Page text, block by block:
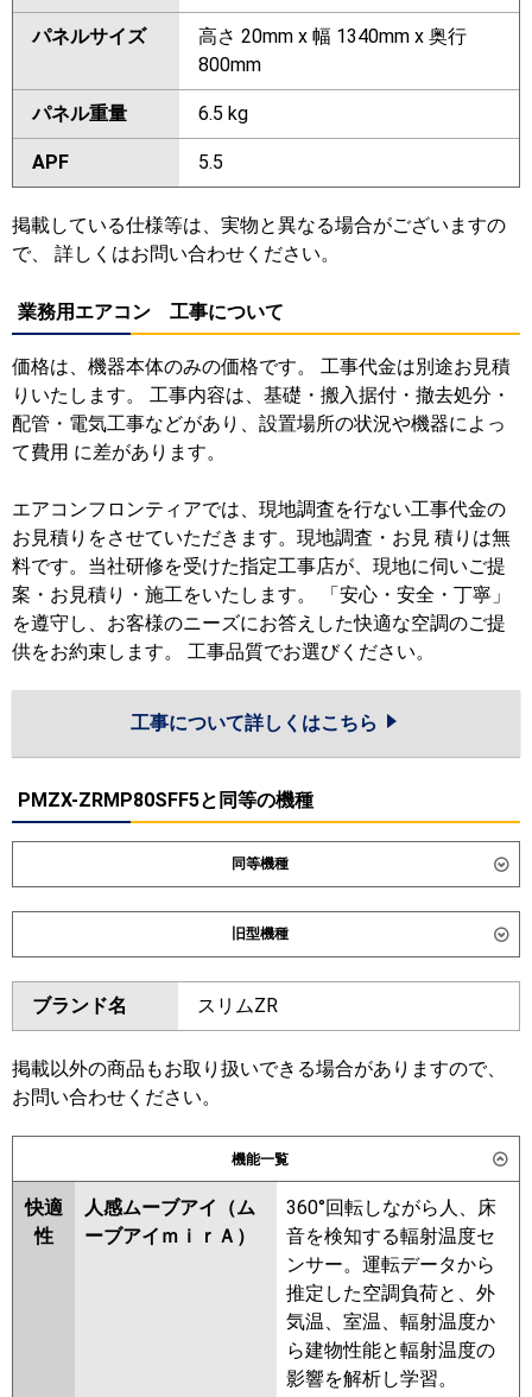
パネルサイズ
高さ 20mm x 幅 1340mm x 奥行
800mm
パネル重量 6.5 kg
APF 5.5
掲載している仕様等は、実物と異なる場合がございますの
で、 詳しくはお問い合わせください。
業務用エアコン 工事について
価格は、機器本体のみの価格です。 工事代金は別途お見積
りいたします。 工事内容は、基礎・搬入据付・撤去処分・
配管・電気工事などがあり、設置場所の状況や機器によっ
て費用 に差があります。
エアコンフロンティアでは、現地調査を行ない工事代金の
お見積りをさせていただきます。現地調査・お見 積りは無
料です。当社研修を受けた指定工事店が、現地に伺いご提
案・お見積り・施工をいたします。 「安心・安全・丁寧」
を遵守し、お客様のニーズにお答えした快適な空調のご提
供をお約束します。 工事品質でお選びください。
工事について詳しくはこちら
PMZX-ZRMP80SFF5と同等の機種
同等機種
ダイキン SSRK80DNVD SSRK80DVD
東芝
三菱電機 PMZX-ZRMP80SFF6
ZRMP80SF6
日立 RCIS-GP80RGHPJ8
三菱重工 FDTSZ806HKP6S
パナソニック PA-P80DM7SGDNC PA-
P80DM7SGDC
旧型機種
ダイキン SSRK80CNVD SSRK80CVD
SSRK80BYNVD
SSRK80BJVD SSRK80BJNVD
SSRK80BFNVD SSRK80BFVD
SSRK80BCVD
東芝
三菱電機
ZRMP80SF4
PMZX-ZRMP80SFF4
PMZX-ZRMP80SFF3
PMZX-
ZRMP80SF3
PMZX-ZRMP80SF2
PMZX-ZRMP80SFF2 PMZX-
ZRMP80SFFZ PMZX-ZRMP80SFZ
PMZX-ZRMP80SFFY PMZX-
ZRMP80SFY PMZX-ZRMP80SFFV
ブランド名 スリムZR
掲載以外の商品もお取り扱いできる場合がありますので、
お問い合わせください。
機能一覧
快適
性
人感ムーブアイ（ム
ーブアイｍｉｒＡ）
360°回転しながら人、床
音を検知する輻射温度セ
ンサー。運転データから
推定した空調負荷と、外
気温、室温、輻射温度か
ら建物性能と輻射温度の
影響を解析し学習。